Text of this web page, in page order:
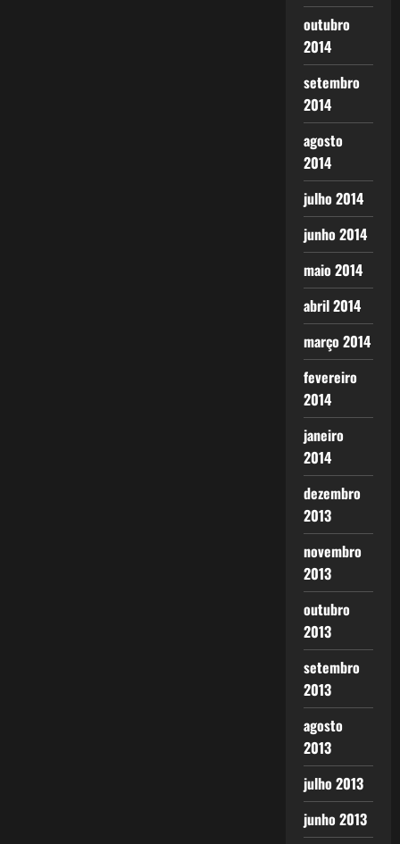
outubro
2014
setembro
2014
agosto
2014
julho 2014
junho 2014
maio 2014
abril 2014
março 2014
fevereiro
2014
janeiro
2014
dezembro
2013
novembro
2013
outubro
2013
setembro
2013
agosto
2013
julho 2013
junho 2013